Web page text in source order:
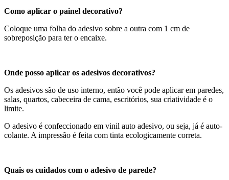
Como aplicar o painel decorativo?
Coloque uma folha do adesivo sobre a outra com 1 cm de
sobreposição para ter o encaixe.
Onde posso aplicar os adesivos decorativos?
Os adesivos são de uso interno, então você pode aplicar em paredes,
salas, quartos, cabeceira de cama, escritórios, sua criatividade é o
limite.
O adesivo é confeccionado em vinil auto adesivo, ou seja, já é auto-
colante. A impressão é feita com tinta ecologicamente correta.
Quais os cuidados com o adesivo de parede?